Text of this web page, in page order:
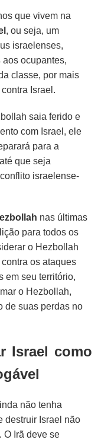
que vivem na
, ou seja, um
israelenses,
ocupantes,
classe, por mais
Israel.
saia ferido e
com Israel, ele
para a
que seja
israelense-
nas últimas
para todos os
o Hezbollah
os ataques
em seu território,
o Hezbollah,
de suas perdas no
Israel como
não tenha
destruir Israel não
O Irã deve se